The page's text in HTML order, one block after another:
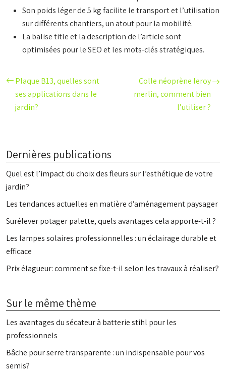
Son poids léger de 5 kg facilite le transport et l’utilisation
sur différents chantiers, un atout pour la mobilité.
La balise title et la description de l’article sont
optimisées pour le SEO et les mots-clés stratégiques.
Plaque B13, quelles sont
ses applications dans le
jardin?
Colle néoprène leroy
merlin, comment bien
l’utiliser ?
Dernières publications
Quel est l’impact du choix des fleurs sur l’esthétique de votre
jardin?
Les tendances actuelles en matière d’aménagement paysager
Surélever potager palette, quels avantages cela apporte-t-il ?
Les lampes solaires professionnelles : un éclairage durable et
efficace
Prix élagueur: comment se fixe-t-il selon les travaux à réaliser?
Sur le même thème
Les avantages du sécateur à batterie stihl pour les
professionnels
Bâche pour serre transparente : un indispensable pour vos
semis?